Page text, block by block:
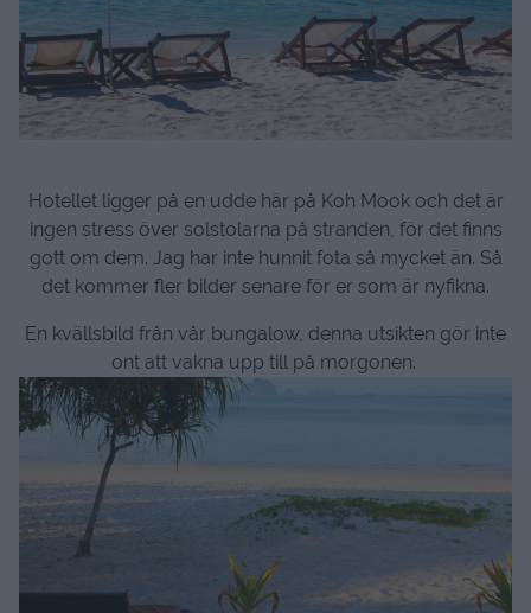
Hotellet ligger på en udde här på Koh Mook och det är
ingen stress över solstolarna på stranden, för det finns
gott om dem. Jag har inte hunnit fota så mycket än. Så
det kommer fler bilder senare för er som är nyfikna.
En kvällsbild från vår bungalow, denna utsikten gör inte
ont att vakna upp till på morgonen.